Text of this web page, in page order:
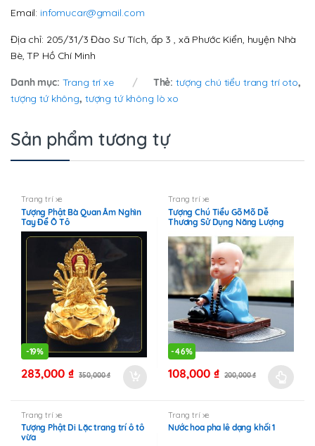
Email: infomucar@gmail.com
Địa chỉ: 205/31/3 Đào Sư Tích, ấp 3 , xã Phước Kiển, huyện Nhà
Bè, TP Hồ Chí Minh
Danh mục: Trang trí xe Thẻ: tượng chú tiểu trang trí oto,
tượng tứ không, tượng tứ không lò xo
Sản phẩm tương tự
Trang trí xe
Tượng Phật Bà Quan Âm Nghìn
Tay Để Ô Tô
-19%
283,000 ₫ 350,000₫
Trang trí xe
Tượng Chú Tiểu Gõ Mõ Dễ
Thương Sử Dụng Năng Lượng
-46%
108,000 ₫ 200,000₫
này
có
Trang trí xe
Tượng Phật Di Lặc trang trí ô tô
vừa
Trang trí xe
Nước hoa pha lê dạng khối 1